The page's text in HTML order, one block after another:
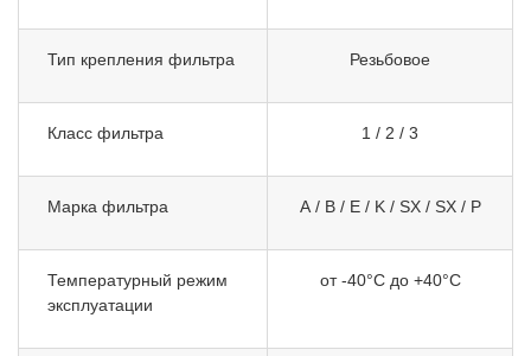
Тип крепления фильтра Резьбовое
Класс фильтра 1 / 2 / 3
Марка фильтра A / B / E / K / SX / SX / P
Температурный режим
эксплуатации
от -40°C до +40°C